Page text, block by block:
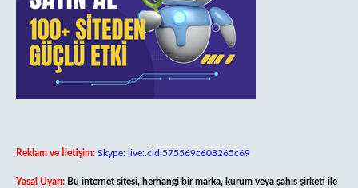
Reklam ve İletişim: Skype: live:.cid.575569c608265c69
Yasal Uyarı: Bu internet sitesi, herhangi bir marka, kurum veya şahıs şirketi ile